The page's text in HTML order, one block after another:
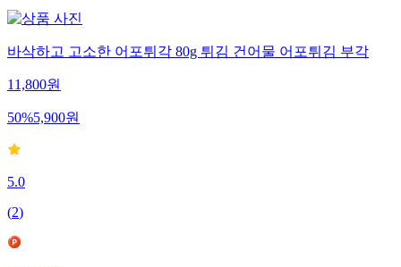
바삭하고 고소한 어포튀각 80g 튀김 건어물 어포튀김 부각
11,800원
50%5,900원
5.0
(2)